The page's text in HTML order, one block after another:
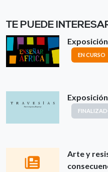
TE PUEDE
EN CURSO
Exposición
Arte y